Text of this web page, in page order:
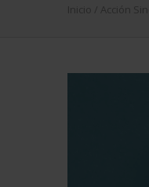
Inicio Acción